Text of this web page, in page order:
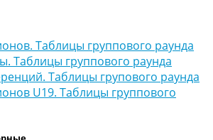
Таблицы группового раунда
Таблицы группового раунда
Таблицы групового раунда
U19. Таблицы группового